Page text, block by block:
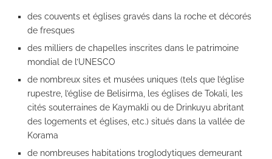
des couvents et églises gravés dans la roche et décorés
de fresques
des milliers de chapelles inscrites dans le patrimoine
mondial de l’UNESCO
de nombreux sites et musées uniques (tels que l’église
rupestre, l’église de Belisirma, les églises de Tokali, les
cités souterraines de Kaymakli ou de Drinkuyu abritant
des logements et églises, etc.) situés dans la vallée de
Korama
de nombreuses habitations troglodytiques demeurant